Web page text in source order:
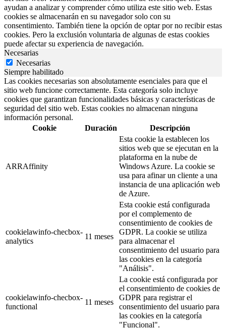
ayudan a analizar y comprender cómo utiliza este sitio web. Estas
cookies se almacenarán en su navegador solo con su
consentimiento. También tiene la opción de optar por no recibir estas
cookies. Pero la exclusión voluntaria de algunas de estas cookies
puede afectar su experiencia de navegación.
Necesarias
Necesarias
Siempre habilitado
Las cookies necesarias son absolutamente esenciales para que el
sitio web funcione correctamente. Esta categoría solo incluye
cookies que garantizan funcionalidades básicas y características de
seguridad del sitio web. Estas cookies no almacenan ninguna
información personal.
Cookie
Duración Descripción
ARRAffinity
Esta cookie la establecen los
sitios web que se ejecutan en la
plataforma en la nube de
Windows Azure. La cookie se
usa para afinar un cliente a una
instancia de una aplicación web
de Azure.
cookielawinfo-checbox-
analytics
11 meses
Esta cookie está configurada
por el complemento de
consentimiento de cookies de
GDPR. La cookie se utiliza
para almacenar el
consentimiento del usuario para
las cookies en la categoría
"Análisis".
cookielawinfo-checbox-
functional
11 meses
La cookie está configurada por
el consentimiento de cookies de
GDPR para registrar el
consentimiento del usuario para
las cookies en la categoría
"Funcional".